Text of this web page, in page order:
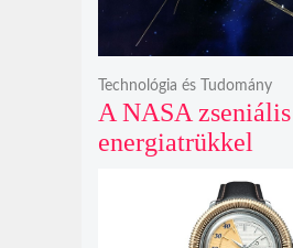
A NASA zseniális
energiatrükkel
éves Voyager-2
küldetését
Technológia és Tudomány